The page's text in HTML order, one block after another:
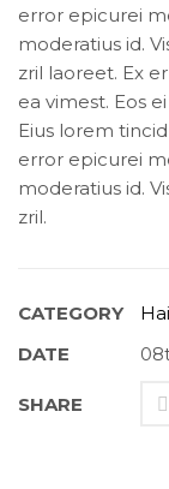
error epicurei
moderatius id.
zril laoreet. Ex
ea vimest. Eos
Eius lorem
error epicurei
moderatius id.
zril.
CATEGORY
DATE
SHARE